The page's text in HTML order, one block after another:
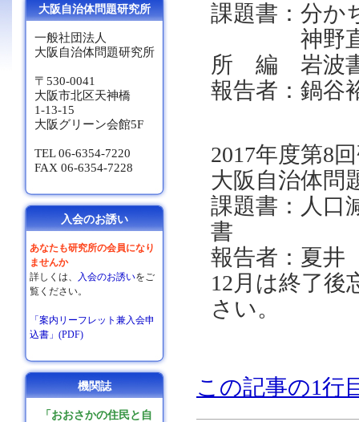
課題書：分か
神野直彦
所 編 岩波
報告者：鍋谷
2017年度第8
大阪自治体問
課題書：人
書
報告者：夏井
12月は終了後
さい。
この記事の1行
大阪自治体問題研究所
一般社団法人
大阪自治体問題研究所
〒530-0041
大阪市北区天神橋
1-13-15
大阪グリーン会館5F
TEL 06-6354-7220
FAX 06-6354-7228
入会のお誘い
あなたも研究所の会員になり
ませんか
詳しくは、
入会のお誘いをご
覧ください。
「案内リーフレット兼入会申
込書」(PDF)
機関誌
「おおさかの住民と自